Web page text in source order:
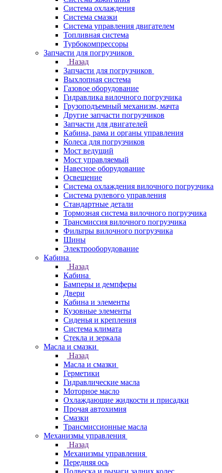
Система охлаждения
Система смазки
Система управления двигателем
Топливная система
Турбокомпрессоры
Запчасти для погрузчиков
Назад
Запчасти для погрузчиков
Выхлопная система
Газовое оборудование
Гидравлика вилочного погрузчика
Грузоподъемный механизм, мачта
Другие запчасти погрузчиков
Запчасти для двигателей
Кабина, рама и органы управления
Колеса для погрузчиков
Мост ведущий
Мост управляемый
Навесное оборудование
Освещение
Система охлаждения вилочного погрузчика
Система рулевого управления
Стандартные детали
Тормозная система вилочного погрузчика
Трансмиссия вилочного погрузчика
Фильтры вилочного погрузчика
Шины
Электрооборудование
Кабина
Назад
Кабина
Бамперы и демпферы
Двери
Кабина и элементы
Кузовные элементы
Сиденья и крепления
Система климата
Стекла и зеркала
Масла и смазки
Назад
Масла и смазки
Герметики
Гидравлические масла
Моторное масло
Охлаждающие жидкости и присадки
Прочая автохимия
Смазки
Трансмиссионные масла
Механизмы управления
Назад
Механизмы управления
Передняя ось
Подвеска и рычаги задних колес